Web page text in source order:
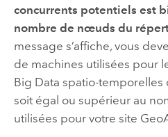
concurrents potentiels est
nombre de nœuds du
message s’affiche, vous
de machines utilisées pour
Big Data spatio-
soit égal ou supérieur au
utilisées pour votre site